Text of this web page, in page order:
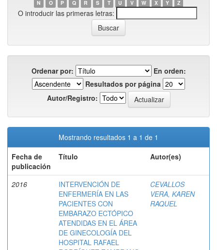
N
O P Q R S T U V W X Y Z
O introducir las primeras letras:
Ordenar por:
En orden:
Resultados por página
Autor/Registro:
Mostrando resultados 1 a 1 de 1
Fecha de
publicación
Título Autor(es)
2016
INTERVENCIÓN DE
ENFERMERÍA EN LAS
PACIENTES CON
EMBARAZO ECTÓPICO
ATENDIDAS EN EL ÁREA
DE GINECOLOGÍA DEL
HOSPITAL RAFAEL
CEVALLOS
VERA, KAREN
RAQUEL